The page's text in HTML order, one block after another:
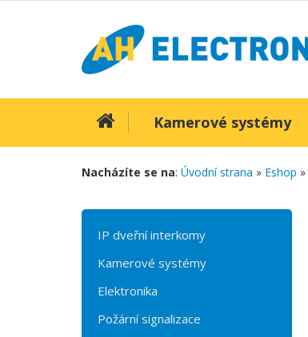
Kamerové systémy
Nacházíte se na: Úvodní strana » Eshop »
IP dveřní interkomy
Kamerové systémy
Elektronika
Požární signalizace